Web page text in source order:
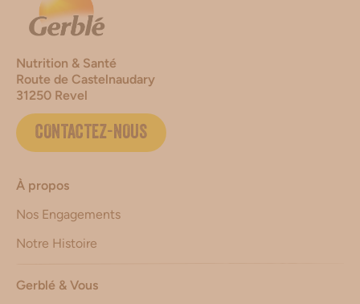
Nutrition & Santé
Route de Castelnaudary
31250 Revel
CONTACTEZ-NOUS
À propos
Nos Engagements
Notre Histoire
Gerblé & Vous